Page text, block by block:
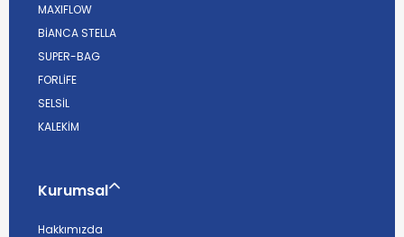
MAXIFLOW
BİANCA STELLA
SUPER-BAG
FORLİFE
SELSİL
KALEKİM
Kurumsal
Hakkımızda